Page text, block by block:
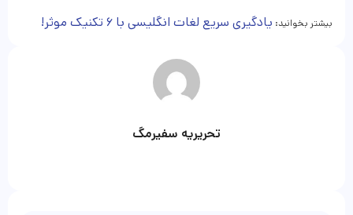
بیشتر بخوانید: یادگیری سریع لغات انگلیسی با ۶ تکنیک موثر!
تحریریه سفیرمگ